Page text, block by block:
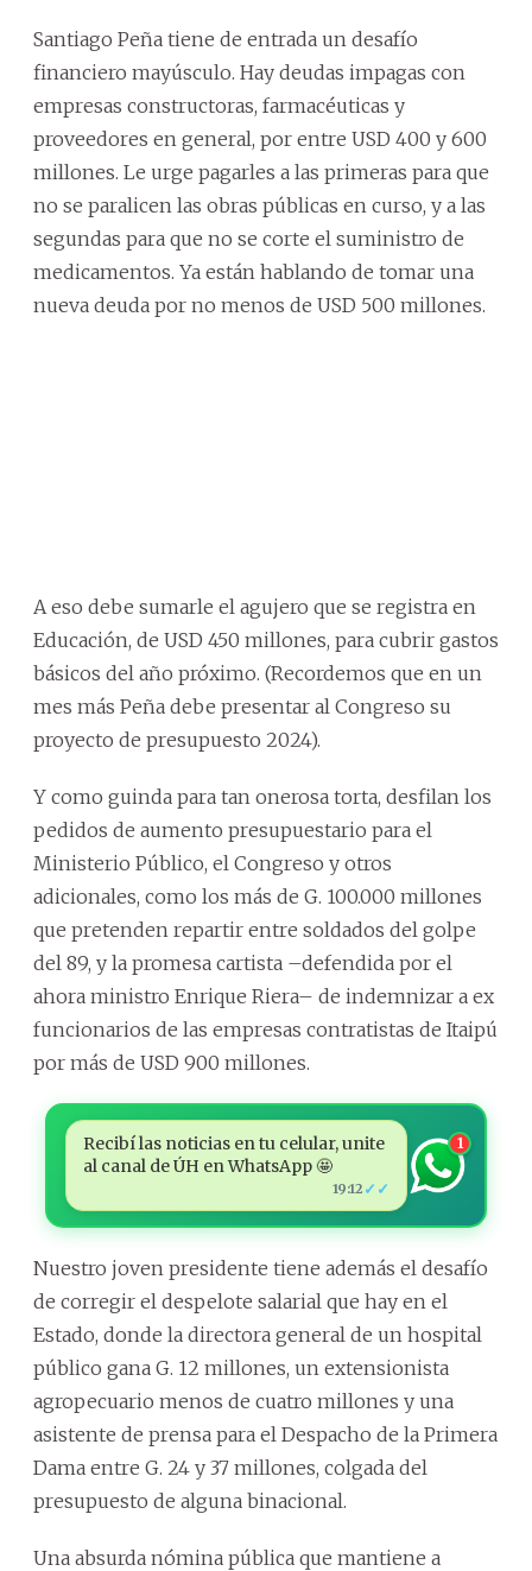
Santiago Peña tiene de entrada un desafío
financiero mayúsculo. Hay deudas impagas con
empresas constructoras, farmacéuticas y
proveedores en general, por entre USD 400 y 600
millones. Le urge pagarles a las primeras para que
no se paralicen las obras públicas en curso, y a las
segundas para que no se corte el suministro de
medicamentos. Ya están hablando de tomar una
nueva deuda por no menos de USD 500 millones.
A eso debe sumarle el agujero que se registra en
Educación, de USD 450 millones, para cubrir gastos
básicos del año próximo. (Recordemos que en un
mes más Peña debe presentar al Congreso su
proyecto de presupuesto 2024).
Y como guinda para tan onerosa torta, desfilan los
pedidos de aumento presupuestario para el
Ministerio Público, el Congreso y otros
adicionales, como los más de G. 100.000 millones
que pretenden repartir entre soldados del golpe
del 89, y la promesa cartista –defendida por el
ahora ministro Enrique Riera– de indemnizar a ex
funcionarios de las empresas contratistas de Itaipú
por más de USD 900 millones.
Recibí las noticias en tu celular, unite
al canal de ÚH en WhatsApp 🤩
19:12 ✓✓
1
Nuestro joven presidente tiene además el desafío
de corregir el despelote salarial que hay en el
Estado, donde la directora general de un hospital
público gana G. 12 millones, un extensionista
agropecuario menos de cuatro millones y una
asistente de prensa para el Despacho de la Primera
Dama entre G. 24 y 37 millones, colgada del
presupuesto de alguna binacional.
Una absurda nómina pública que mantiene a